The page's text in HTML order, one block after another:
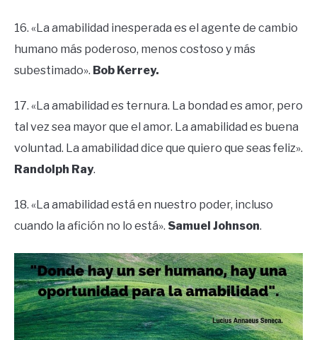
16. «La amabilidad inesperada es el agente de cambio
humano más poderoso, menos costoso y más
subestimado». Bob Kerrey.
17. «La amabilidad es ternura. La bondad es amor, pero
tal vez sea mayor que el amor. La amabilidad es buena
voluntad. La amabilidad dice que quiero que seas feliz».
Randolph Ray.
18. «La amabilidad está en nuestro poder, incluso
cuando la afición no lo está». Samuel Johnson.